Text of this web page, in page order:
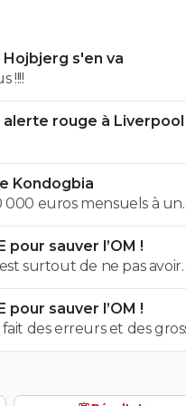
Hojbjerg s'en va
!!!!
alerte rouge à Liverpool
Kondogbia
euros mensuels à un
qui est somme toute
il n'est plus d'aucun
pour sauver l’OM !
surtout de ne pas avoir
leur folie de
c'est bien lui.
pour sauver l’OM !
des erreurs et des
les plus marquantes)
1 et en europe sans
la saison dernière et si